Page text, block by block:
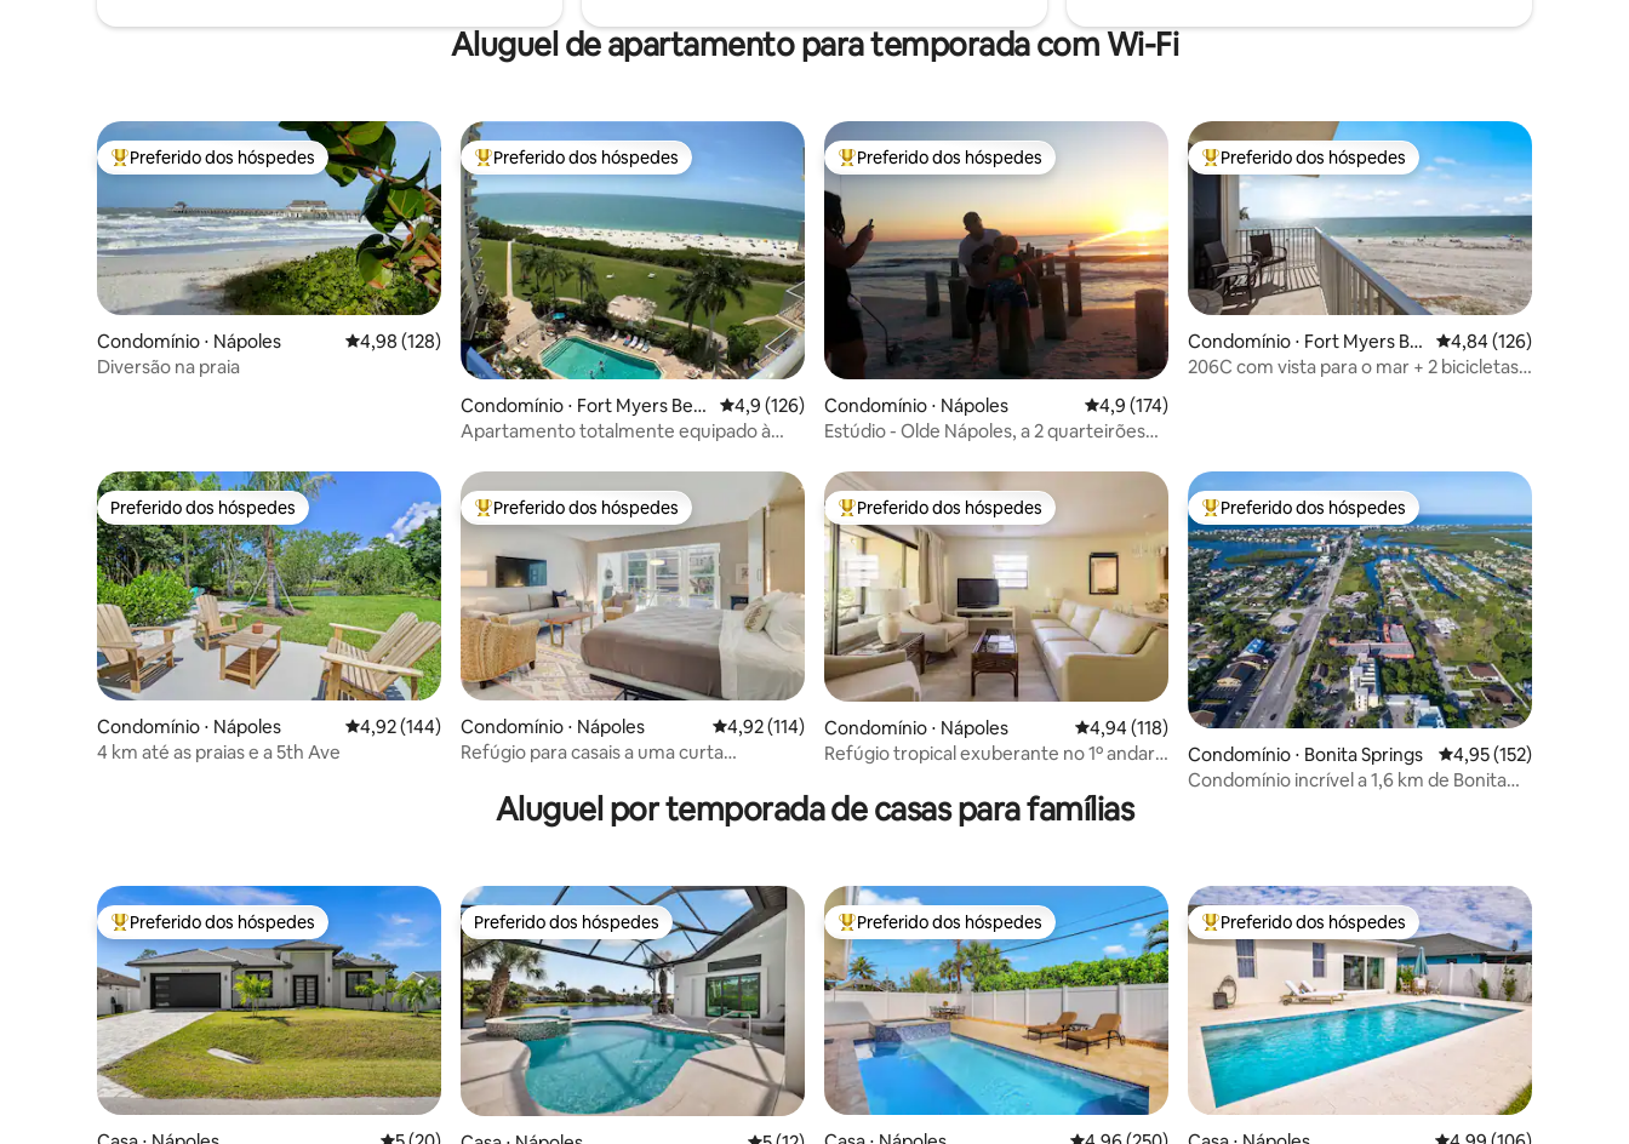
Aluguel de apartamento para temporada com Wi-Fi
Entre os melhores preferidos dos hóspedes
Preferido dos hóspedes
Condomínio ⋅ Nápoles 4,98 de uma avaliação média de 5, 128 avaliações
4,98 (128)
Diversão na praia
Entre os melhores preferidos dos hóspedes
Preferido dos hóspedes
Condomínio ⋅ Fort Myers Bea
ch
4,9 de uma avaliação média de 5, 126 avaliações
4,9 (126)
Apartamento totalmente equipado à
Entre os melhores preferidos dos hóspedes
Preferido dos hóspedes
Condomínio ⋅ Nápoles 4,9 de uma avaliação média de 5, 174 avaliações
4,9 (174)
Estúdio - Olde Nápoles, a 2 quarteirões
Entre os melhores preferidos dos hóspedes
Preferido dos hóspedes
Condomínio ⋅ Fort Myers Be
ach
4,84 de uma avaliação
4,84 (126)
206C com vista para o mar + 2 bicicletas
Preferido dos hóspedes
Preferido dos hóspedes
Condomínio ⋅ Nápoles 4,92 de uma avaliação média de 5, 144 avaliações
4,92 (144)
4 km até as praias e a 5th Ave
Entre os melhores preferidos dos hóspedes
Preferido dos hóspedes
Condomínio ⋅ Nápoles 4,92 de uma avaliação média de 5, 114 avaliações
4,92 (114)
Refúgio para casais a uma curta
Entre os melhores preferidos dos hóspedes
Preferido dos hóspedes
Condomínio ⋅ Nápoles 4,94 de uma avaliação média de 5, 118 avaliações
4,94 (118)
Refúgio tropical exuberante no 1º andar
Entre os melhores preferidos dos hóspedes
Preferido dos hóspedes
Condomínio ⋅ Bonita Springs 4,95 de uma avaliação
4,95 (152)
Condomínio incrível a 1,6 km de Bonita
Aluguel por temporada de casas para famílias
Entre os melhores preferidos dos hóspedes
Preferido dos hóspedes Preferido dos hóspedes
Preferido dos hóspedes Entre os melhores preferidos dos hóspedes
Preferido dos hóspedes Entre os melhores preferidos dos hóspedes
Preferido dos hóspedes